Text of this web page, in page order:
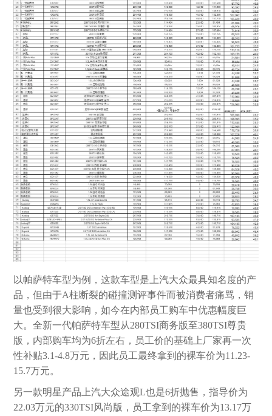
以帕萨特车型为例，这款车型是上汽大众最具知名度的产
品，但由于A柱断裂的碰撞测评事件而被消费者痛骂，销
量也受到很大影响，如今在内部员工购车中优惠幅度巨
大。全新一代帕萨特车型从280TSI商务版至380TSI尊贵
版，内部购车均为6折左右，员工价的基础上厂家再一次
性补贴3.1-4.8万元，因此员工最终拿到的裸车价为11.23-
15.7万元。
另一款明星产品上汽大众途观L也是6折抛售，指导价为
22.03万元的330TSI风尚版，员工拿到的裸车价为13.17万